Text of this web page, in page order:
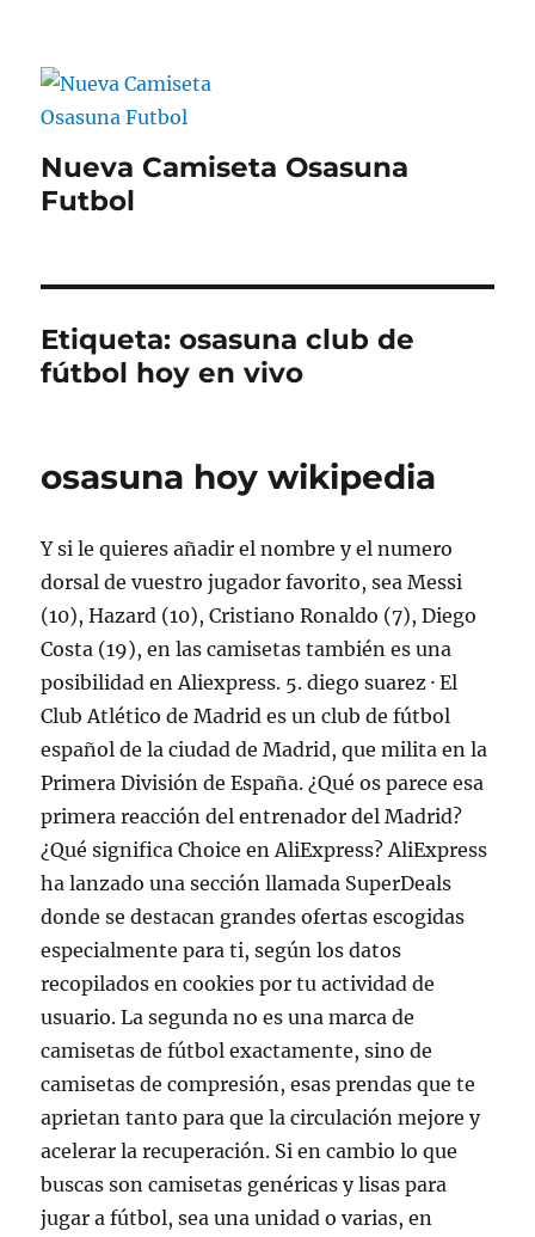
Nueva Camiseta Osasuna
Futbol
Etiqueta:osasuna club de
fútbol hoy en vivo
osasuna hoy wikipedia
Y si le quieres añadir el nombre y el numero
dorsal de vuestro jugador favorito, sea Messi
(10), Hazard (10), Cristiano Ronaldo (7), Diego
Costa (19), en las camisetas también es una
posibilidad en Aliexpress. 5. diego suarez · El
Club Atlético de Madrid es un club de fútbol
español de la ciudad de Madrid, que milita en la
Primera División de España. ¿Qué os parece esa
primera reacción del entrenador del Madrid?
¿Qué significa Choice en AliExpress? AliExpress
ha lanzado una sección llamada SuperDeals
donde se destacan grandes ofertas escogidas
especialmente para ti, según los datos
recopilados en cookies por tu actividad de
usuario. La segunda no es una marca de
camisetas de fútbol exactamente, sino de
camisetas de compresión, esas prendas que te
aprietan tanto para que la circulación mejore y
acelerar la recuperación. Si en cambio lo que
buscas son camisetas genéricas y lisas para
jugar a fútbol, sea una unidad o varias, en